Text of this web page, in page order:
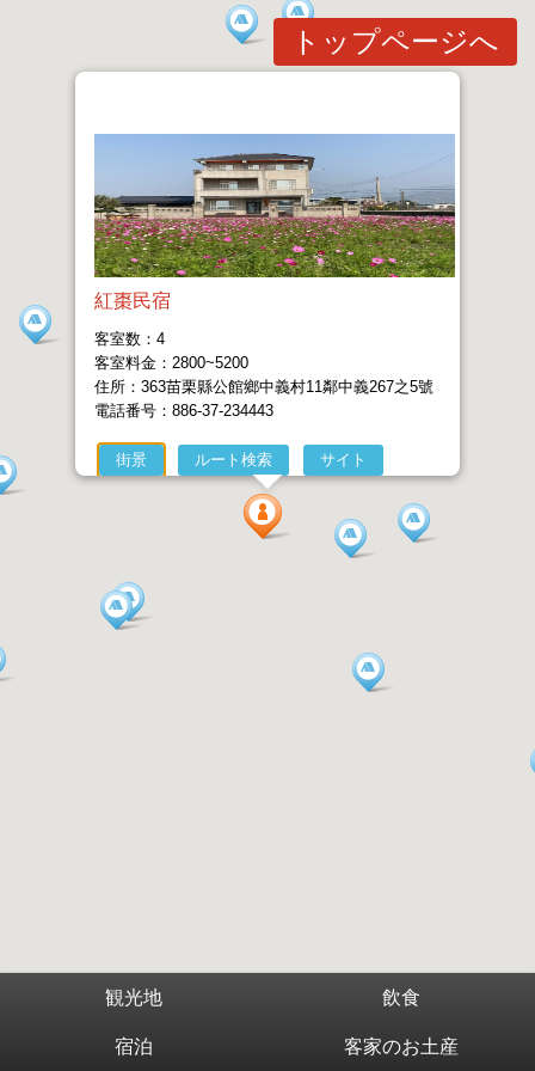
観光地 飲食
宿泊 客家のお土産
トップページへ
紅棗民宿
客室数：4
客室料金：2800~5200
住所：363苗栗縣公館鄉中義村11鄰中義267之5號
電話番号：886-37-234443
街景 ルート検索 サイト